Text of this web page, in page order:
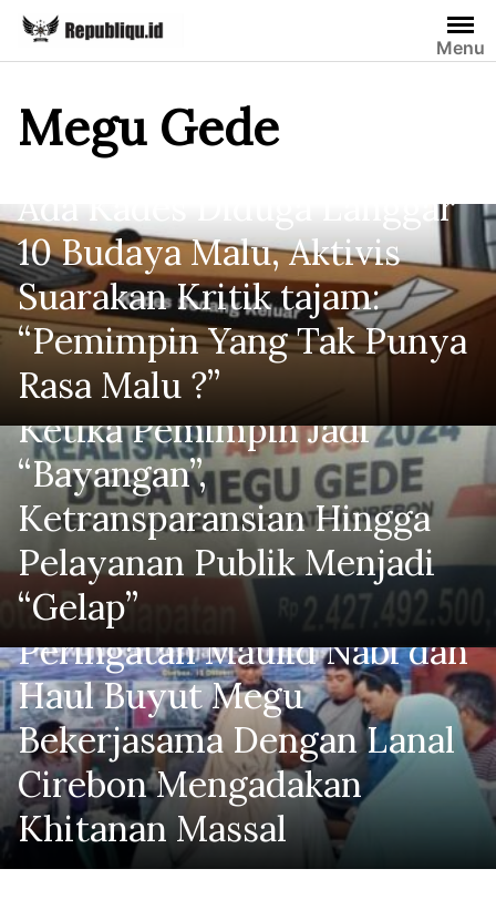
Skip
content
Menu
Megu Gede
Ada Kades Diduga Langgar
10 Budaya Malu, Aktivis
Suarakan Kritik tajam:
“Pemimpin Yang Tak Punya
Rasa Malu ?”
Ketika Pemimpin Jadi
“Bayangan”,
Ketransparansian Hingga
Pelayanan Publik Menjadi
“Gelap”
Peringatan Maulid Nabi dan
Haul Buyut Megu
Bekerjasama Dengan Lanal
Cirebon Mengadakan
Khitanan Massal